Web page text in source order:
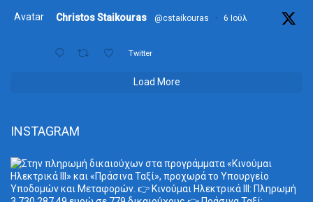
Avatar Christos Staikouras @cstaikouras · 6 Ιούλ
Twitter
Load More
INSTAGRAM